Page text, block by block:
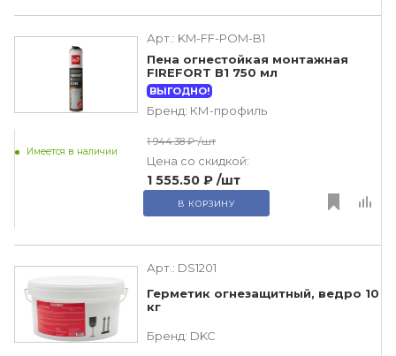
Арт.: KM-FF-POM-B1
Пена огнестойкая монтажная
FIREFORT B1 750 мл
ВЫГОДНО!
Бренд: КМ-профиль
Имеется в наличии
1 944.38 ₽ /шт
Цена со скидкой:
1 555.50 ₽ /шт
В КОРЗИНУ
Арт.: DS1201
Герметик огнезащитный, ведро 10
кг
Бренд: DKC